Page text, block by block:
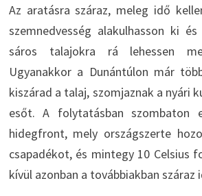
Az aratásra száraz, meleg idő
szemnedvesség alakulhasson ki
sáros talajokra rá lehessen
Ugyanakkor a Dunántúlon már
kiszárad a talaj, szomjaznak a nyári
esőt. A folytatásban szombaton
hidegfront, mely országszerte
csapadékot, és mintegy 10 Celsius
kívül azonban a továbbiakban száraz